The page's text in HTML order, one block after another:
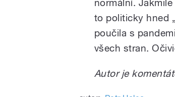
normální.
to politicky hned
poučila s
všech stran.
Autor je